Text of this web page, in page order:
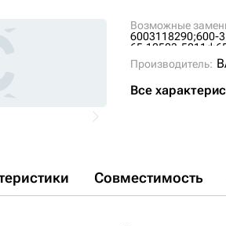
Возможные
6003118290;600-
65.12503-5011d;
65.12503-5033;
FF5076;FF5336;
Производитель:
Все
Совместимость